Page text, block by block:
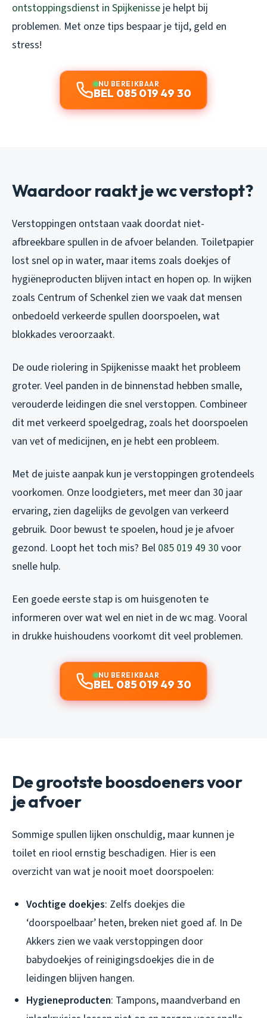
ontstoppingsdienst in Spijkenisse je helpt bij
problemen. Met onze tips bespaar je tijd, geld en
stress!
NU BEREIKBAAR
BEL 085 019 49 30
Waardoor raakt je wc verstopt?
Verstoppingen ontstaan vaak doordat niet-
afbreekbare spullen in de afvoer belanden. Toiletpapier
lost snel op in water, maar items zoals doekjes of
hygiëneproducten blijven intact en hopen op. In wijken
zoals Centrum of Schenkel zien we vaak dat mensen
onbedoeld verkeerde spullen doorspoelen, wat
blokkades veroorzaakt.
De oude riolering in Spijkenisse maakt het probleem
groter. Veel panden in de binnenstad hebben smalle,
verouderde leidingen die snel verstoppen. Combineer
dit met verkeerd spoelgedrag, zoals het doorspoelen
van vet of medicijnen, en je hebt een probleem.
Met de juiste aanpak kun je verstoppingen grotendeels
voorkomen. Onze loodgieters, met meer dan 30 jaar
ervaring, zien dagelijks de gevolgen van verkeerd
gebruik. Door bewust te spoelen, houd je je afvoer
gezond. Loopt het toch mis? Bel 085 019 49 30 voor
snelle hulp.
Een goede eerste stap is om huisgenoten te
informeren over wat wel en niet in de wc mag. Vooral
in drukke huishoudens voorkomt dit veel problemen.
NU BEREIKBAAR
BEL 085 019 49 30
De grootste boosdoeners voor
je afvoer
Sommige spullen lijken onschuldig, maar kunnen je
toilet en riool ernstig beschadigen. Hier is een
overzicht van wat je nooit moet doorspoelen:
Vochtige doekjes: Zelfs doekjes die
‘doorspoelbaar’ heten, breken niet goed af. In De
Akkers zien we vaak verstoppingen door
babydoekjes of reinigingsdoekjes die in de
leidingen blijven hangen.
Hygieneproducten: Tampons, maandverband en